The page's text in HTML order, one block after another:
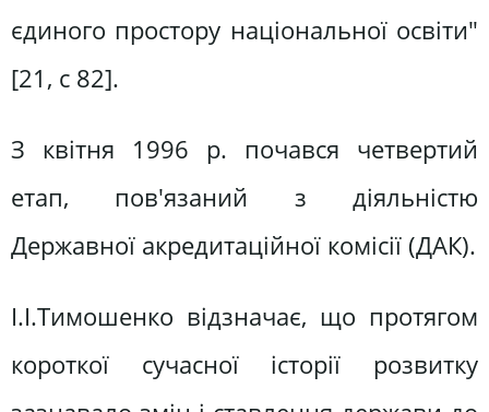
єдиного простору національної освіти"
[21, с 82].
З квітня 1996 р. почався четвертий
етап, пов'язаний з діяльністю
Державної акредитаційної комісії (ДАК).
І.І.Тимошенко відзначає, що протягом
короткої сучасної історії розвитку